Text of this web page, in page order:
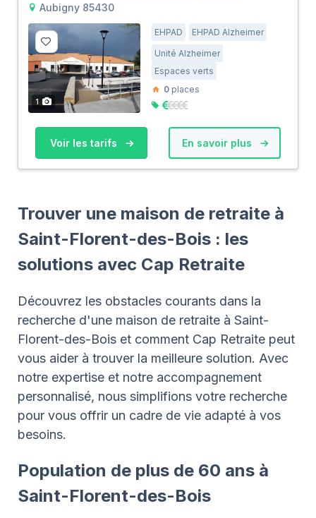
Aubigny 85430
1
EHPAD
EHPAD Alzheimer
Unité Alzheimer
Espaces verts
0 places
Voir les tarifs En savoir plus
Trouver une maison de retraite à
Saint-Florent-des-Bois : les
solutions avec Cap Retraite
Découvrez les obstacles courants dans la
recherche d'une maison de retraite à Saint-
Florent-des-Bois et comment Cap Retraite peut
vous aider à trouver la meilleure solution. Avec
notre expertise et notre accompagnement
personnalisé, nous simplifions votre recherche
pour vous offrir un cadre de vie adapté à vos
besoins.
Population de plus de 60 ans à
Saint-Florent-des-Bois